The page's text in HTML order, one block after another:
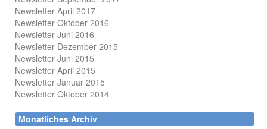
Newsletter April 2017
Newsletter Oktober 2016
Newsletter Juni 2016
Newsletter Dezember 2015
Newsletter Juni 2015
Newsletter April 2015
Newsletter Januar 2015
Newsletter Oktober 2014
Monatliches Archiv